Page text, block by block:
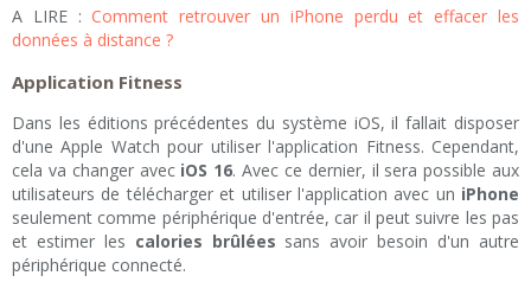
A LIRE :Comment retrouver un iPhone perdu et effacer les
données à distance ?
Application Fitness
Dans les éditions précédentes du système iOS, il fallait disposer
d'une Apple Watch pour utiliser l'application Fitness. Cependant,
cela va changer avec iOS 16. Avec ce dernier, il sera possible aux
utilisateurs de télécharger et utiliser l'application avec un iPhone
seulement comme périphérique d'entrée, car il peut suivre les pas
et estimer les calories brûlées sans avoir besoin d'un autre
périphérique connecté.